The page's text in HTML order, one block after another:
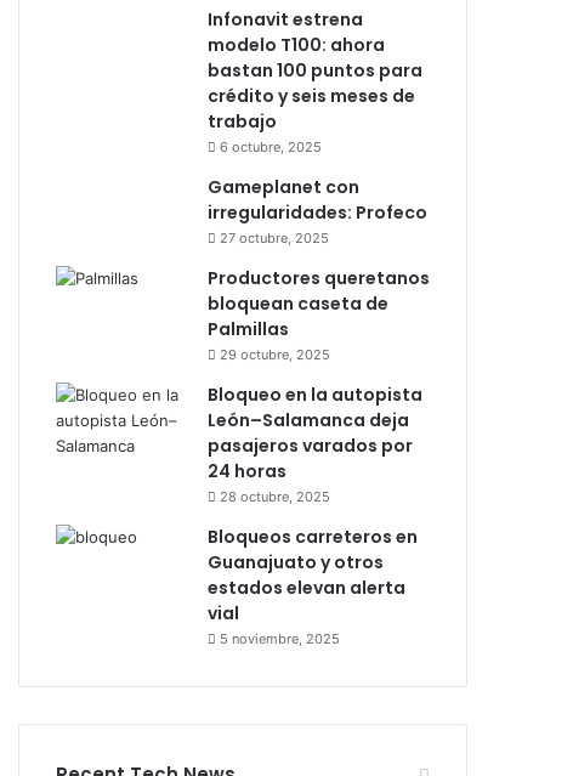
Infonavit estrena
modelo T100: ahora
bastan 100 puntos para
crédito y seis meses de
trabajo
6 octubre, 2025
Gameplanet con
irregularidades: Profeco
27 octubre, 2025
Productores queretanos
bloquean caseta de
Palmillas
29 octubre, 2025
Bloqueo en la autopista
León–Salamanca deja
pasajeros varados por
24 horas
28 octubre, 2025
Bloqueos carreteros en
Guanajuato y otros
estados elevan alerta
vial
5 noviembre, 2025